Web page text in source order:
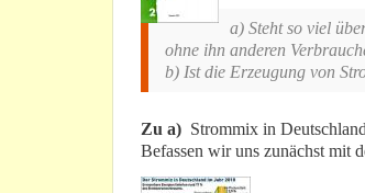
a) Steht so viel
ohne ihn anderen
b) Ist die Erzeugung von
Zu a) Strommix in Deutschland
Befassen wir uns zunächst mit